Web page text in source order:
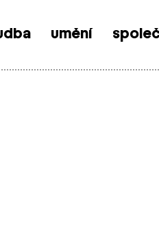
umění